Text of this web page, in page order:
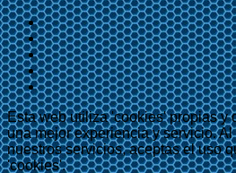
Esta web utiliza 'cookies' propias y
una mejor experiencia y servicio.
nuestros servicios, aceptas el uso
'cookies'.